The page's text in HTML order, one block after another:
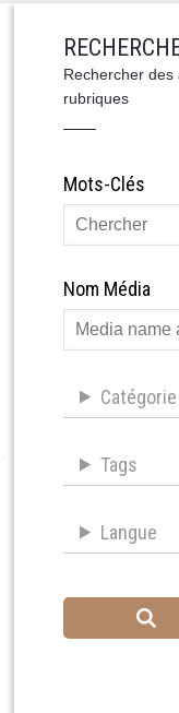
Rechercher
rubriques
Mots-Clés
Nom Média
Catégorie
Tags
Langue